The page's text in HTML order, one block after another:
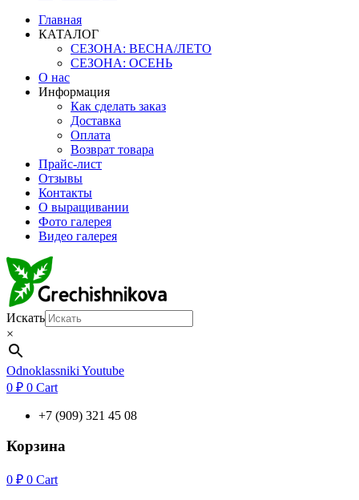
Главная
КАТАЛОГ
СЕЗОНА: ВЕСНА/ЛЕТО
СЕЗОНА: ОСЕНЬ
О нас
Информация
Как сделать заказ
Доставка
Оплата
Возврат товара
Прайс-лист
Отзывы
Контакты
О выращивании
Фото галерея
Видео галерея
Искать
×
Odnoklassniki Youtube
0 ₽ 0 Cart
+7 (909) 321 45 08
Корзина
0 ₽ 0 Cart